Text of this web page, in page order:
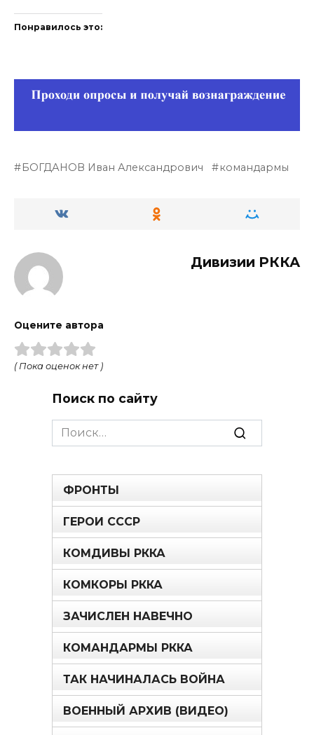
Понравилось это:
БОГДАНОВ Иван Александрович командармы
Дивизии РККА
Оцените автора
( Пока оценок нет )
Поиск по сайту
Search
for:
ФРОНТЫ
ГЕРОИ СССР
КОМДИВЫ РККА
КОМКОРЫ РККА
ЗАЧИСЛЕН НАВЕЧНО
КОМАНДАРМЫ РККА
ТАК НАЧИНАЛАСЬ ВОЙНА
ВОЕННЫЙ АРХИВ (ВИДЕО)